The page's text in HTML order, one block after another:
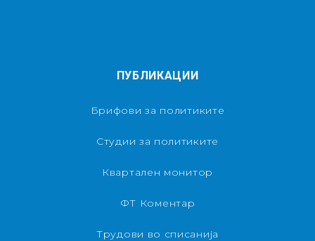
ПУБЛИКАЦИИ
Брифови за политиките
Студии за политиките
Квартален монитор
ФТ Коментар
Трудови во списанија